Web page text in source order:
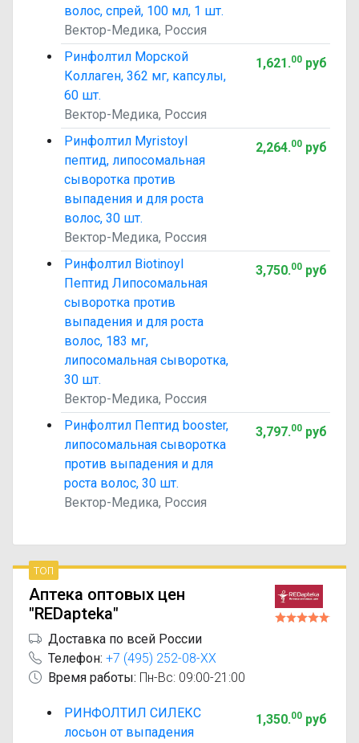
волос, спрей, 100 мл, 1 шт.
Вектор-Медика, Россия
Ринфолтил Морской
Коллаген, 362 мг, капсулы,
60 шт.
Вектор-Медика, Россия
1,621.00руб
Ринфолтил Myristoyl
пептид, липосомальная
сыворотка против
выпадения и для роста
волос, 30 шт.
Вектор-Медика, Россия
2,264.00руб
Ринфолтил Biotinoyl
Пептид Липосомальная
сыворотка против
выпадения и для роста
волос, 183 мг,
липосомальная сыворотка,
30 шт.
Вектор-Медика, Россия
3,750.00руб
Ринфолтил Пептид booster,
липосомальная сыворотка
против выпадения и для
роста волос, 30 шт.
Вектор-Медика, Россия
3,797.00руб
топ
Аптека оптовых цен
"REDapteka"
Доставка по всей России
Телефон: +7 (495) 252-08-XX
Время работы: Пн-Вс: 09:00-21:00
РИНФОЛТИЛ СИЛЕКС
лосьон от выпадения
1,350.00руб